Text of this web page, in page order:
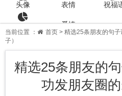
头像 表情 祝福
爱情
当前位置 ： 首页 > 精选25条朋友的句
子）
精选25条朋友的
功发朋友圈的